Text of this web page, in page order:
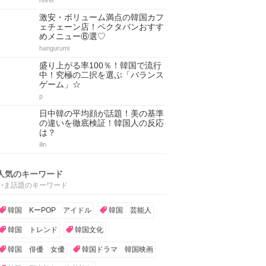
激安・ボリューム満点の韓国カフ
ェチェーン店！ペクタバンおすす
めメニュー⑥選♡
hangurumi
盛り上がる率100％！韓国で流行
中！究極の二択を選ぶ「バランス
ゲーム」☆
p
日中韓の平均顔が話題！美の基準
の違いを徹底検証！韓国人の反応
は？
ilin
気のキーワード
ま話題のキーワード
韓国 KーPOP アイドル 韓国 芸能人
韓国 トレンド 韓国文化
韓国 俳優 女優 韓国ドラマ 韓国映画